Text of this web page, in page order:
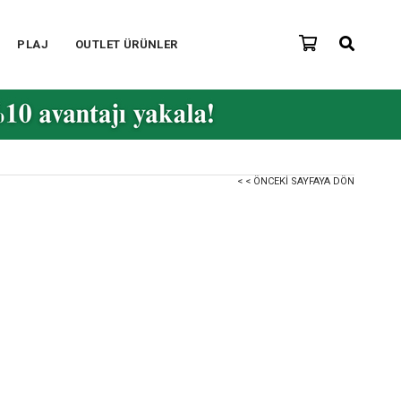
PLAJ OUTLET ÜRÜNLER
< < ÖNCEKI SAYFAYA DÖN